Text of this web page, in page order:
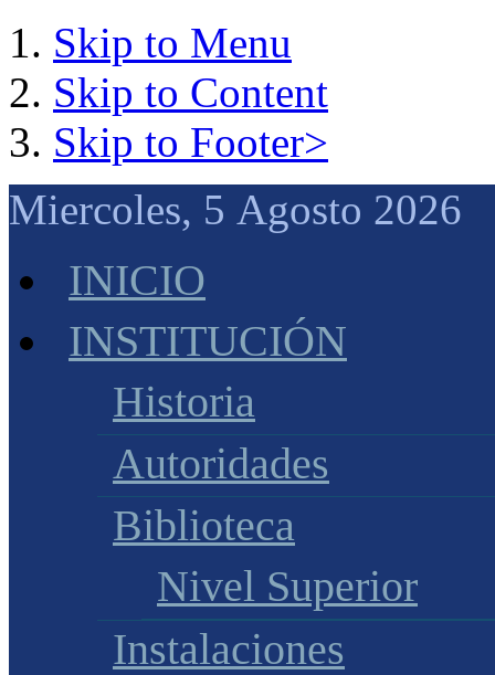
Skip to Menu
Skip to Content
Skip to Footer>
Miercoles, 5 Agosto
INICIO
INSTITUCIÓN
Historia
Autoridades
Biblioteca
Nivel Superior
Instalaciones